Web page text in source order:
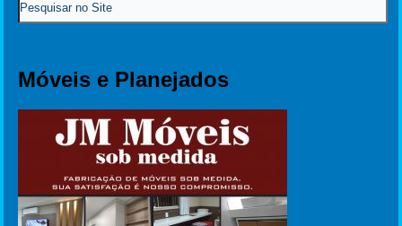
Móveis e Planejados